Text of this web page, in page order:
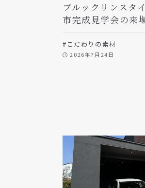
ブルックリンスタ
市完成見学会の来
#こだわりの素材
2026年7月24日